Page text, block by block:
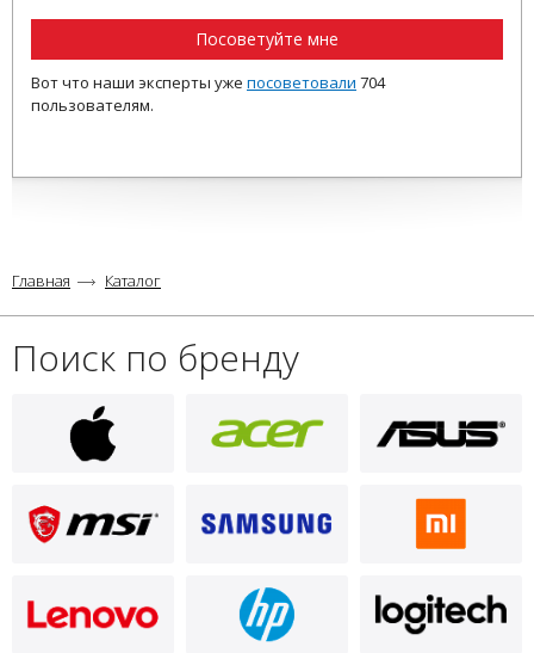
Посоветуйте мне
Вот что наши эксперты уже посоветовали 704
пользователям.
Главная Каталог
Поиск по бренду